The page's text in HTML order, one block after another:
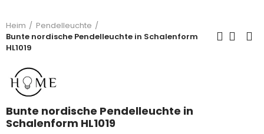
Heim
Pendelleuchte
Bunte nordische Pendelleuchte in Schalenform
HL1019
Bunte nordische Pendelleuchte in
Schalenform HL1019